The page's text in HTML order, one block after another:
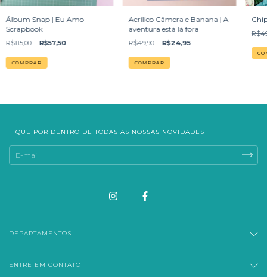
Álbum Snap | Eu Amo
Scrapbook
R$115,00 R$57,50
Acrílico Câmera e Banana | A
aventura está lá fora
R$49,90 R$24,95
FIQUE POR DENTRO DE TODAS AS NOSSAS NOVIDADES
DEPARTAMENTOS
ENTRE EM CONTATO